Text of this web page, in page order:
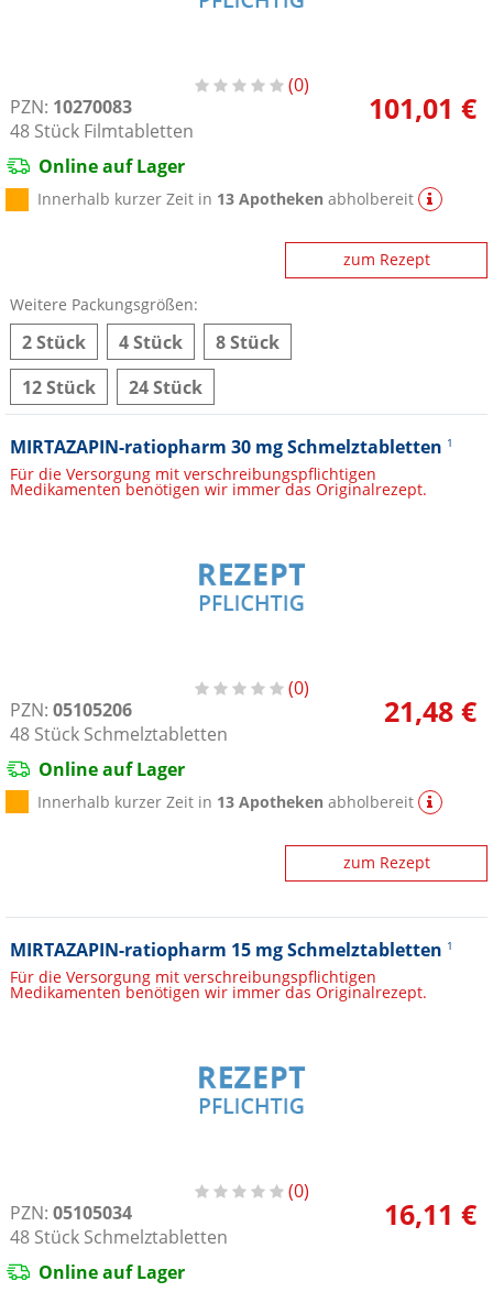
0
PZN: 10270083
48 Stück Filmtabletten
101,01 €
Online auf Lager
Innerhalb kurzer Zeit in 13 Apotheken abholbereit
zum Rezept
Weitere Packungsgrößen:
2 Stück 4 Stück
8 Stück
12 Stück
24 Stück
MIRTAZAPIN-ratiopharm 30 mg Schmelztabletten 1
Für die Versorgung mit verschreibungspflichtigen
Medikamenten benötigen wir immer das Originalrezept.
0
PZN: 05105206
48 Stück Schmelztabletten
21,48 €
Online auf Lager
Innerhalb kurzer Zeit in 13 Apotheken abholbereit
zum Rezept
MIRTAZAPIN-ratiopharm 15 mg Schmelztabletten 1
Für die Versorgung mit verschreibungspflichtigen
Medikamenten benötigen wir immer das Originalrezept.
0
PZN: 05105034
48 Stück Schmelztabletten
16,11 €
Online auf Lager